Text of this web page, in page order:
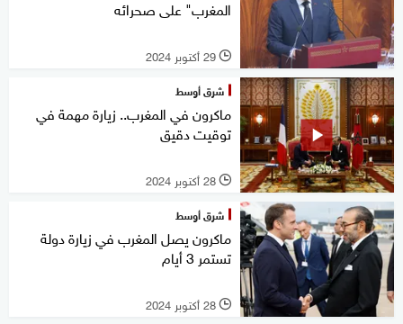
المغرب" على صحرائه
l 29 أكتوبر 2024
شرق أوسط
ماكرون في المغرب.. زيارة مهمة في
توقيت دقيق
l 28 أكتوبر 2024
شرق أوسط
ماكرون يصل المغرب في زيارة دولة
تستمر 3 أيام
l 28 أكتوبر 2024